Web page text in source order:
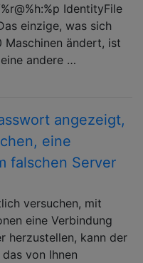
IdentityFile
einzige, was sich
Maschinen ändert, ist
andere …
angezeigt,
eine
falschen Server
versuchen, mit
eine Verbindung
herzustellen, kann der
von Ihnen